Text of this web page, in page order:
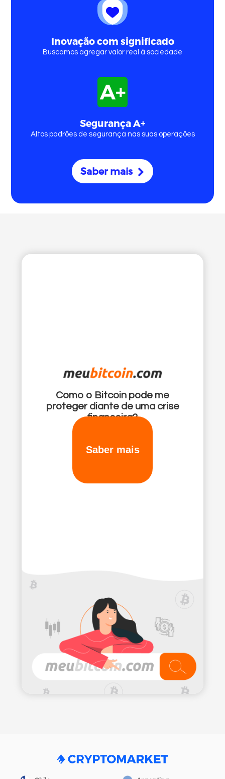
Quem somos
Comprar criptomoedas
Comprar Bitcoin
Comprar Ethereum
Inovação com significado
Buscamos agregar valor real à sociedade
Segurança A+
Altos padrões de segurança nas suas operações
Saber mais
Como o Bitcoin pode me
proteger diante de uma crise
financeira?
Saber mais